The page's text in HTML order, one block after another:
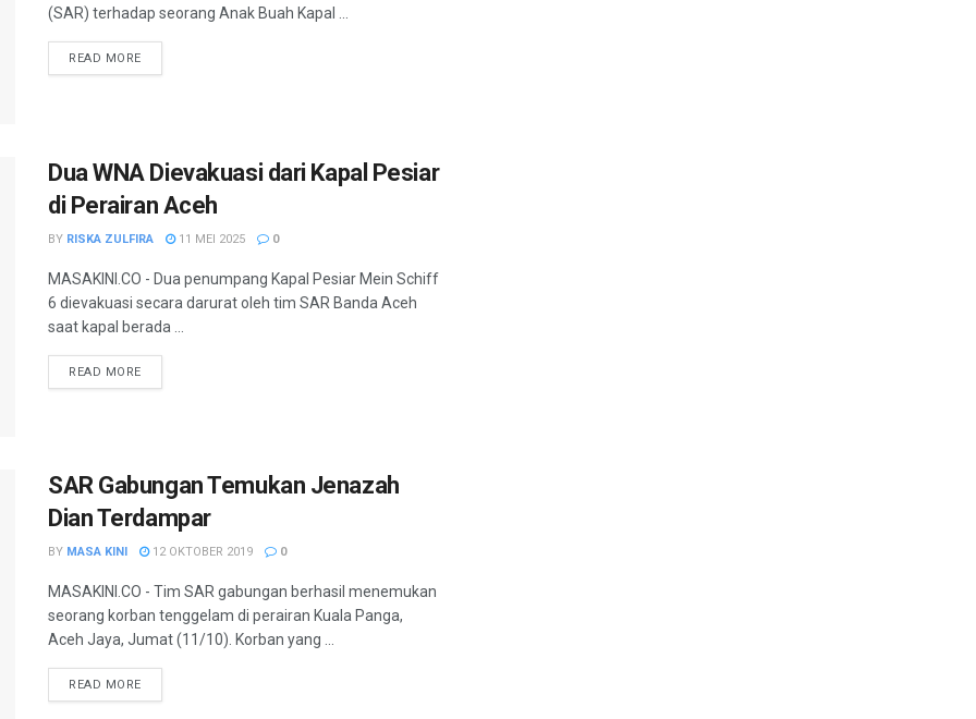
(SAR) terhadap seorang Anak Buah Kapal ...
READ MORE
Dua WNA Dievakuasi dari Kapal Pesiar
di Perairan Aceh
BY RISKA ZULFIRA 11 MEI 2025 0
MASAKINI.CO - Dua penumpang Kapal Pesiar Mein Schiff
6 dievakuasi secara darurat oleh tim SAR Banda Aceh
saat kapal berada ...
READ MORE
SAR Gabungan Temukan Jenazah
Dian Terdampar
BY MASA KINI 12 OKTOBER 2019 0
MASAKINI.CO - Tim SAR gabungan berhasil menemukan
seorang korban tenggelam di perairan Kuala Panga,
Aceh Jaya, Jumat (11/10). Korban yang ...
READ MORE